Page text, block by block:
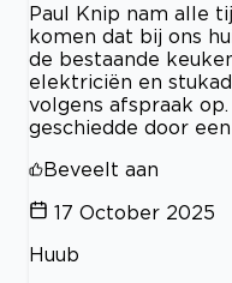
Paul Knip nam alle
komen dat bij ons
de bestaande
elektriciën en
volgens afspraak
geschiedde door
Beveelt aan
17 October 2025
Huub